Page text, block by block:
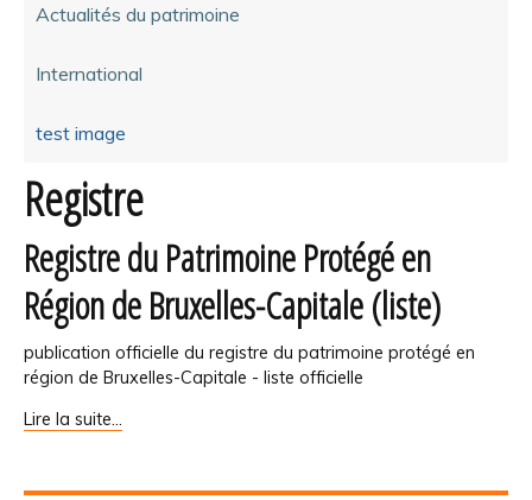
Actualités du patrimoine
International
test image
Registre
Registre du Patrimoine Protégé en
Région de Bruxelles-Capitale (liste)
publication officielle du registre du patrimoine protégé en
région de Bruxelles-Capitale - liste officielle
Registre
Protégé
Lire la suite…